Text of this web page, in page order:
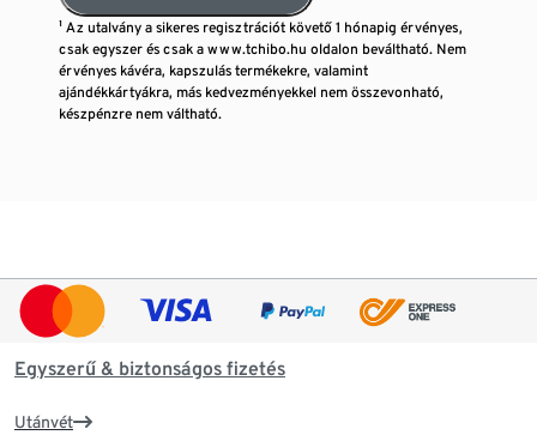
¹ Az utalvány a sikeres regisztrációt követő 1 hónapig érvényes,
csak egyszer és csak a www.tchibo.hu oldalon beváltható. Nem
érvényes kávéra, kapszulás termékekre, valamint
ajándékkártyákra, más kedvezményekkel nem összevonható,
készpénzre nem váltható.
Egyszerű & biztonságos fizetés
Utánvét